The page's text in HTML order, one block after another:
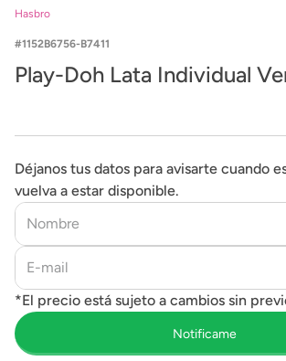
Hasbro
1152B6756-B7411
Play-Doh Lata Individual
Déjanos tus datos para avisarte cuando
vuelva a estar disponible.